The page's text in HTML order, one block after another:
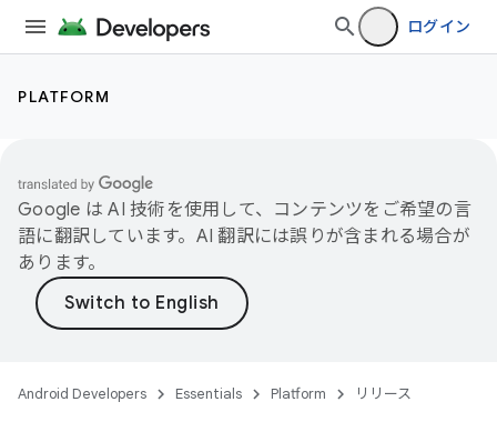
ログイン
PLATFORM
Google は AI 技術を使用して、コンテンツをご希望の言
語に翻訳しています。AI 翻訳には誤りが含まれる場合が
あります。
Android Developers Essentials Platform リリース